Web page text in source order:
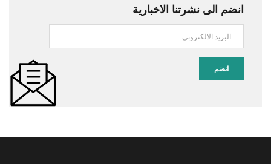
انضم الى نشرتنا الاخبارية
انضم